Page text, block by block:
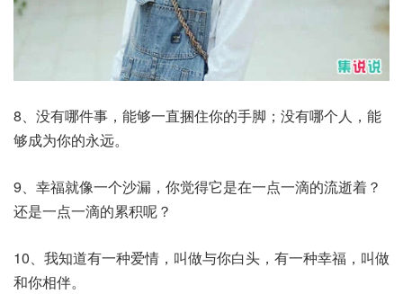
8、没有哪件事，能够一直捆住你的手脚；没有哪个人，能
够成为你的永远。
9、幸福就像一个沙漏，你觉得它是在一点一滴的流逝着？
还是一点一滴的累积呢？
10、我知道有一种爱情，叫做与你白头，有一种幸福，叫做
和你相伴。